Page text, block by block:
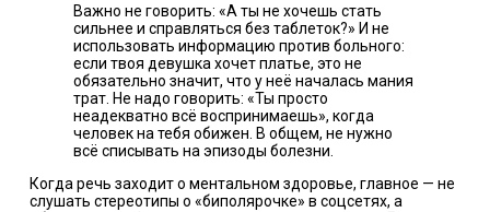
Важно не говорить: «А ты не хочешь стать
сильнее и справляться без таблеток?» И не
использовать информацию против больного:
если твоя девушка хочет платье, это не
обязательно значит, что у неё началась мания
трат. Не надо говорить: «Ты просто
неадекватно всё воспринимаешь», когда
человек на тебя обижен. В общем, не нужно
всё списывать на эпизоды болезни.
Когда речь заходит о ментальном здоровье, главное — не
слушать стереотипы о «биполярочке» в соцсетях, а